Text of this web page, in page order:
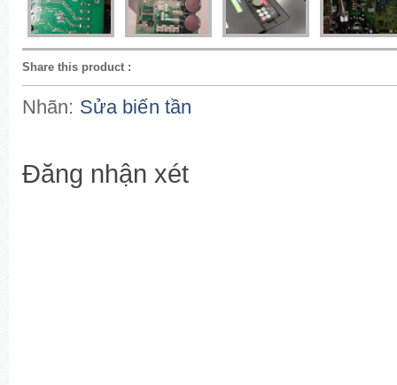
Share this product :
Nhãn: Sửa biến tần
Đăng nhận xét